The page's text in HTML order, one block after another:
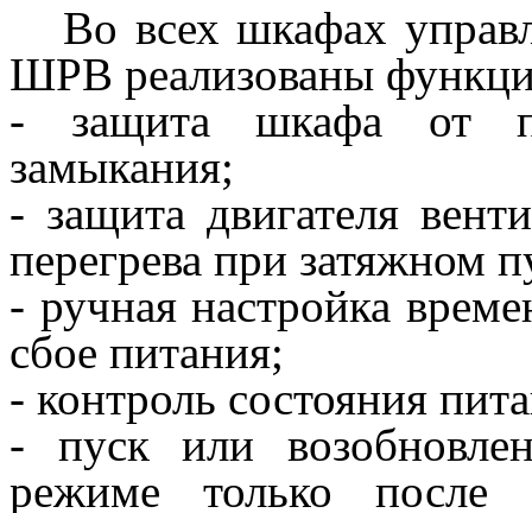
Во всех шкафах
ШРВ реализованы
- защита шкафа от
замыкания;
- защита двигателя
перегрева при затяжном
- ручная настройка
сбое питания;
- контроль состояния
- пуск или
режиме только после